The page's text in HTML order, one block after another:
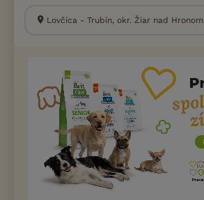
Lovčica - Trubín, okr. Žiar nad Hronom